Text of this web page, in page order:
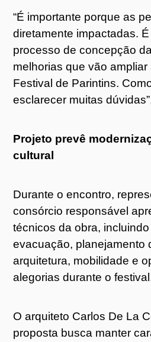
“É importante porque as
diretamente impactadas.
processo de concepção
melhorias que vão ampliar
Festival de Parintins.
esclarecer muitas
Projeto prevê
cultural
Durante o encontro,
consórcio responsável
técnicos da obra,
evacuação, planejamento
arquitetura, mobilidade e
alegorias durante o
O arquiteto Carlos De La
proposta busca manter